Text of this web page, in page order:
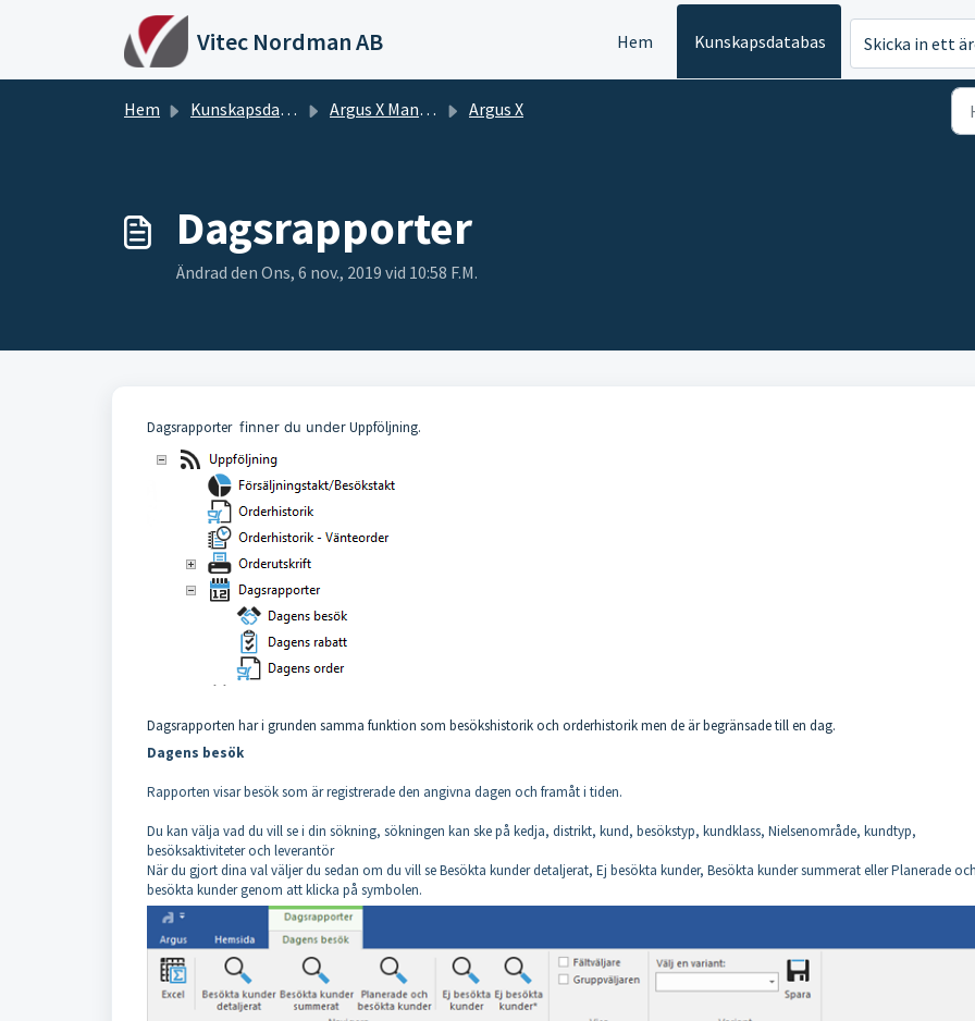
Hoppa över till huvudinnehåll
Vitec Nordman AB Hem Kunskapsdatabas Skicka in ett
Hem Kunskapsdatabas Argus X Manualer Argus X
Dagsrapporter
Ändrad den Ons, 6 nov., 2019 vid 10:58 F.M.
Dagsrapporter finner du underUppföljning.
Dagsrapporten har i grunden samma funktion som besökshistorik och orderhistorik men de är begränsade till en dag.
Dagens besök
Rapporten visar besök som är registrerade den angivna dagen och framåt i tiden.
Du kan välja vad du vill se i din sökning, sökningen kan ske på kedja, distrikt, kund, besökstyp, kundklass, Nielsenområde, kundtyp,
besöksaktiviteter och leverantör
När du gjort dina val väljer du sedan om du vill se Besökta kunder detaljerat, Ej besökta kunder, Besökta kunder summerat eller Planerade
besökta kunder genom att klicka på symbolen.